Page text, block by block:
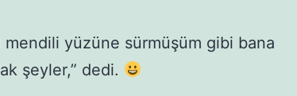
mendili yüzüne sürmüşüm gibi bana
şeyler,” dedi.